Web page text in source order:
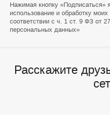
Нажимая кнопку «Подписаться»
использование и обработку
соответствии с ч. 1 ст. 9 ФЗ от
персональных данных»
Расскажите